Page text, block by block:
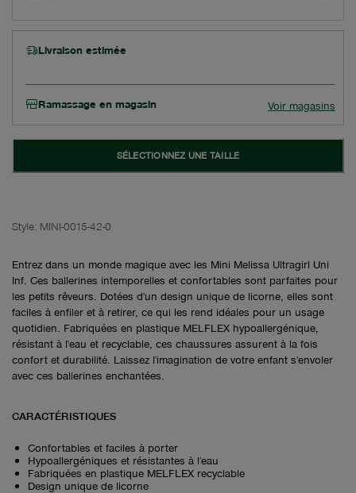
Livraison estimée
Ramassage en magasin Voir magasins
SÉLECTIONNEZ UNE TAILLE
Style: MINI-0015-42-0
Entrez dans un monde magique avec les Mini Melissa Ultragirl Uni
Inf. Ces ballerines intemporelles et confortables sont parfaites pour
les petits rêveurs. Dotées d'un design unique de licorne, elles sont
faciles à enfiler et à retirer, ce qui les rend idéales pour un usage
quotidien. Fabriquées en plastique MELFLEX hypoallergénique,
résistant à l'eau et recyclable, ces chaussures assurent à la fois
confort et durabilité. Laissez l'imagination de votre enfant s'envoler
avec ces ballerines enchantées.
CARACTÉRISTIQUES
Confortables et faciles à porter
Hypoallergéniques et résistantes à l'eau
Fabriquées en plastique MELFLEX recyclable
Design unique de licorne